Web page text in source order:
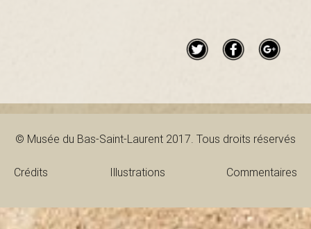
© Musée du Bas-Saint-Laurent 2017. Tous droits réservés
Crédits Illustrations Commentaires